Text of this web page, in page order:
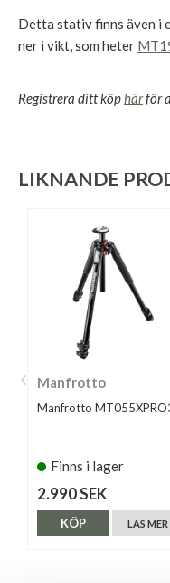
Detta stativ finns även i
ner i vikt, som heter
Registrera ditt köphärför
LIKNANDE
Manfrotto
Manfrotto
Finns i lager
2.990 SEK
LÄS MER
KÖP